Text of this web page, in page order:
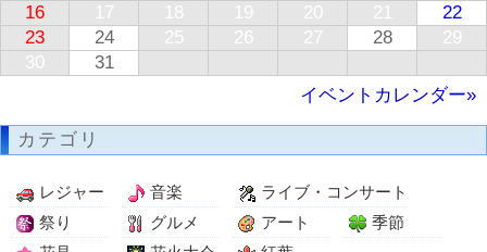
16
17 18 19 20 21
22
23
24 25 26 27 28
29
30
31
イベントカレンダー»
カテゴリ
レジャー 音楽
ライブ・コンサート
祭り
グルメ アート
季節